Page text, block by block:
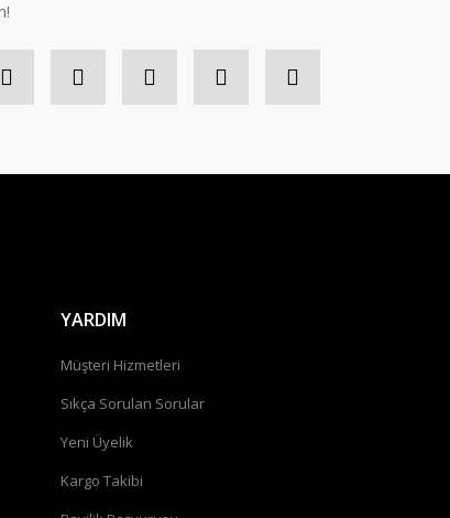
YARDIM
Müşteri Hizmetleri
Sıkça Sorulan Sorular
Yeni Üyelik
Kargo Takibi